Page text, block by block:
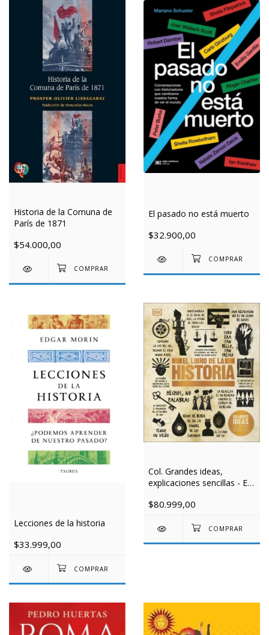
Historia de la Comuna de
París de 1871
$54.000,00
El pasado no está muerto
$32.900,00
Lecciones de la historia
$33.999,00
Col. Grandes ideas,
explicaciones sencillas - El
$80.999,00